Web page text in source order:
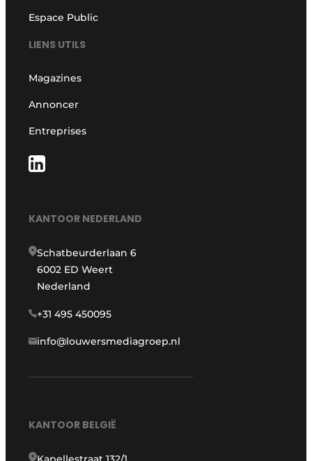
Espace Public
LIENS UTILS
Magazines
Annoncer
Entreprises
KANTOOR NEDERLAND
Schatbeurderlaan 6
6002 ED Weert
Nederland
+31 495 450095
info@louwersmediagroep.nl
KANTOOR BELGIË